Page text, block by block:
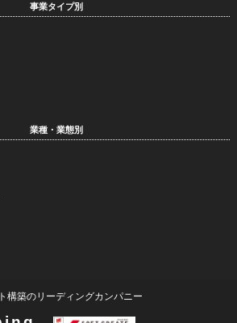
事業タイプ別
業種・業態別
構築のリーディングカンパニー